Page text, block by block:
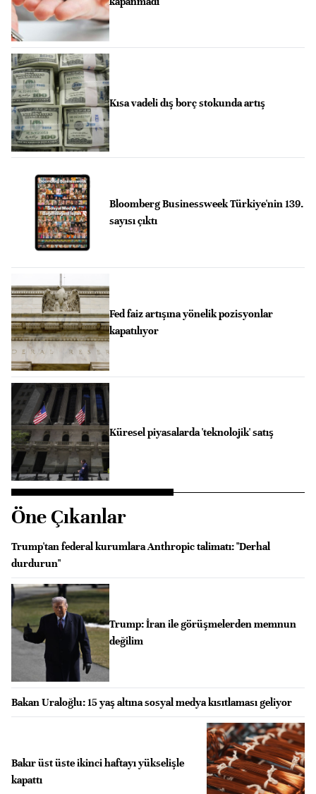
Kısa vadeli dış borç stokunda artış
Bloomberg Businessweek Türkiye'nin 139.
sayısı çıktı
Fed faiz artışına yönelik pozisyonlar
kapatılıyor
Küresel piyasalarda 'teknolojik' satış
Öne Çıkanlar
Trump'tan federal kurumlara Anthropic talimatı: "Derhal
durdurun"
Trump: İran ile görüşmelerden memnun
değilim
Bakan Uraloğlu: 15 yaş altına sosyal medya kısıtlaması geliyor
Bakır üst üste ikinci haftayı yükselişle
kapattı